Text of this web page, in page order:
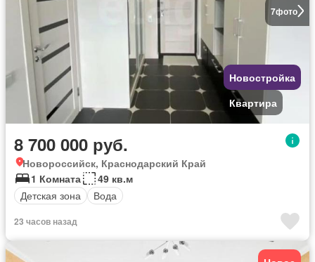
7фото
Новостройка
Квартира
8 700 000 руб.
Новороссийск, Краснодарский Край
1 Комната
49 кв.м
Детская зона
Вода
23 часов назад